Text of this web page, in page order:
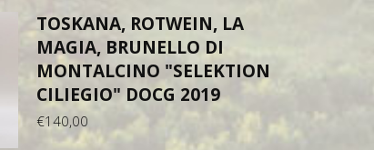
TOSKANA, ROTWEIN, LA
MAGIA, BRUNELLO DI
MONTALCINO "SELEKTION
CILIEGIO" DOCG 2019
€140,00